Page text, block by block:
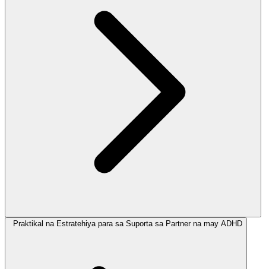
Praktikal na Estratehiya para sa Suporta sa Partner na may ADHD